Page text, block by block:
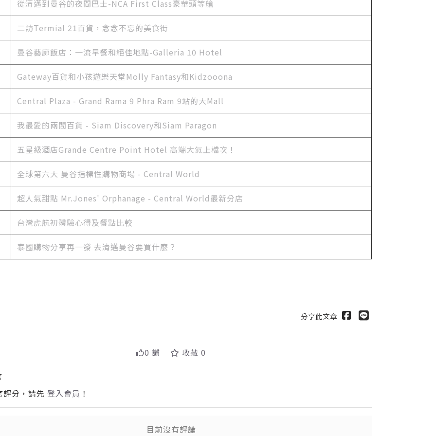
從清邁到曼谷的夜間巴士-NCA First Class豪華頭等艙
二訪Termial 21百貨，念念不忘的美食街
曼谷藝廊飯店：一流早餐和絕佳地點-Galleria 10 Hotel
Gateway百貨和小孩遊樂天堂Molly Fantasy和Kidzooona
Central Plaza - Grand Rama 9 Phra Ram 9站的大Mall
我最愛的兩間百貨 - Siam Discovery和Siam Paragon
五星級酒店Grande Centre Point Hotel 高端大氣上檔次！
全球第六大 曼谷指標性購物商場 - Central World
超人氣甜點 Mr.Jones' Orphanage - Central World最新分店
台灣虎航初體驗心得及餐點比較
泰國購物分享再一發 去清邁曼谷要買什麼？
分享此文章
0 讚 收藏 0
評分，請先 登入會員 ！
目前沒有評論